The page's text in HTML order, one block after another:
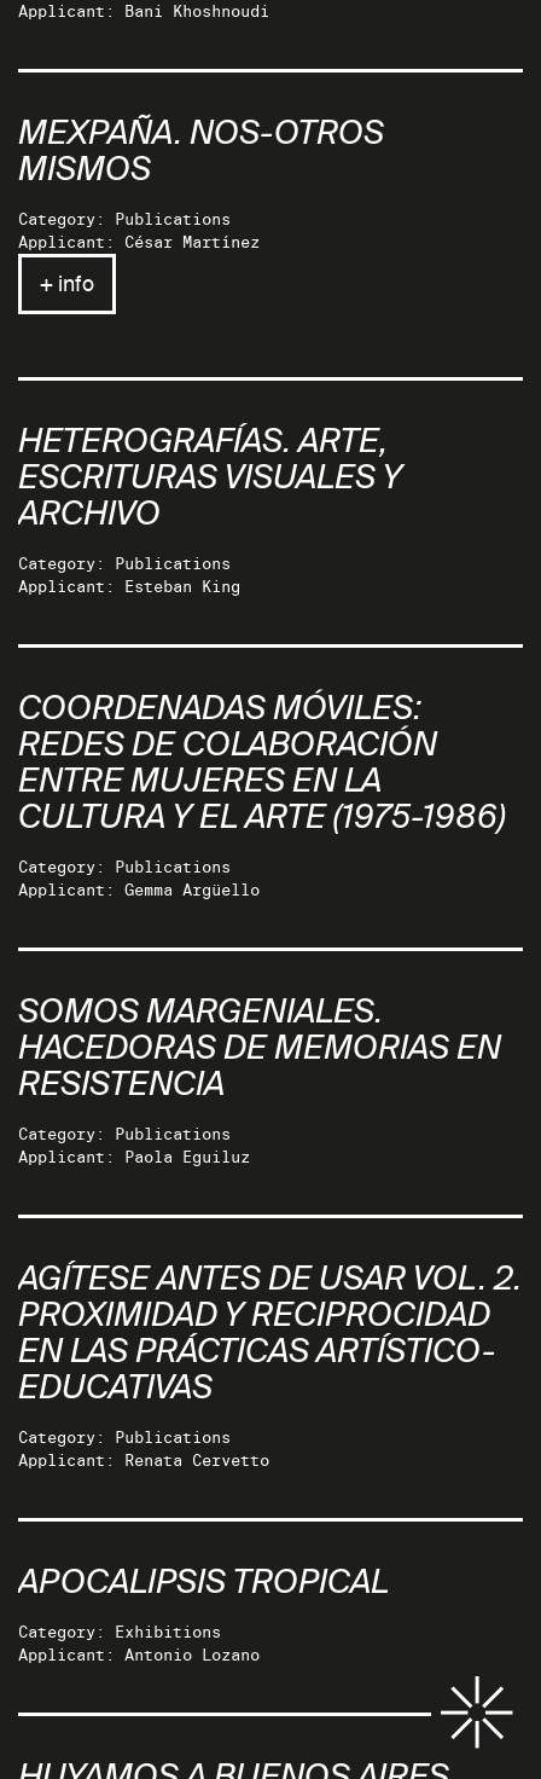
Applicant: Bani Khoshnoudi
MEXPAÑA. NOS-OTROS
MISMOS
Category: Publications
Applicant: César Martínez
+ info
HETEROGRAFÍAS. ARTE,
ESCRITURAS VISUALES Y
ARCHIVO
Category: Publications
Applicant: Esteban King
COORDENADAS MÓVILES:
REDES DE COLABORACIÓN
ENTRE MUJERES EN LA
CULTURA Y EL ARTE (1975-1986)
Category: Publications
Applicant: Gemma Argüello
SOMOS MARGENIALES.
HACEDORAS DE MEMORIAS EN
RESISTENCIA
Category: Publications
Applicant: Paola Eguiluz
AGÍTESE ANTES DE USAR VOL. 2.
PROXIMIDAD Y RECIPROCIDAD
EN LAS PRÁCTICAS ARTÍSTICO-
EDUCATIVAS
Category: Publications
Applicant: Renata Cervetto
APOCALIPSIS TROPICAL
Category: Exhibitions
Applicant: Antonio Lozano